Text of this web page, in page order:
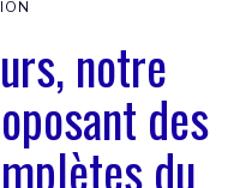
notre
des
du